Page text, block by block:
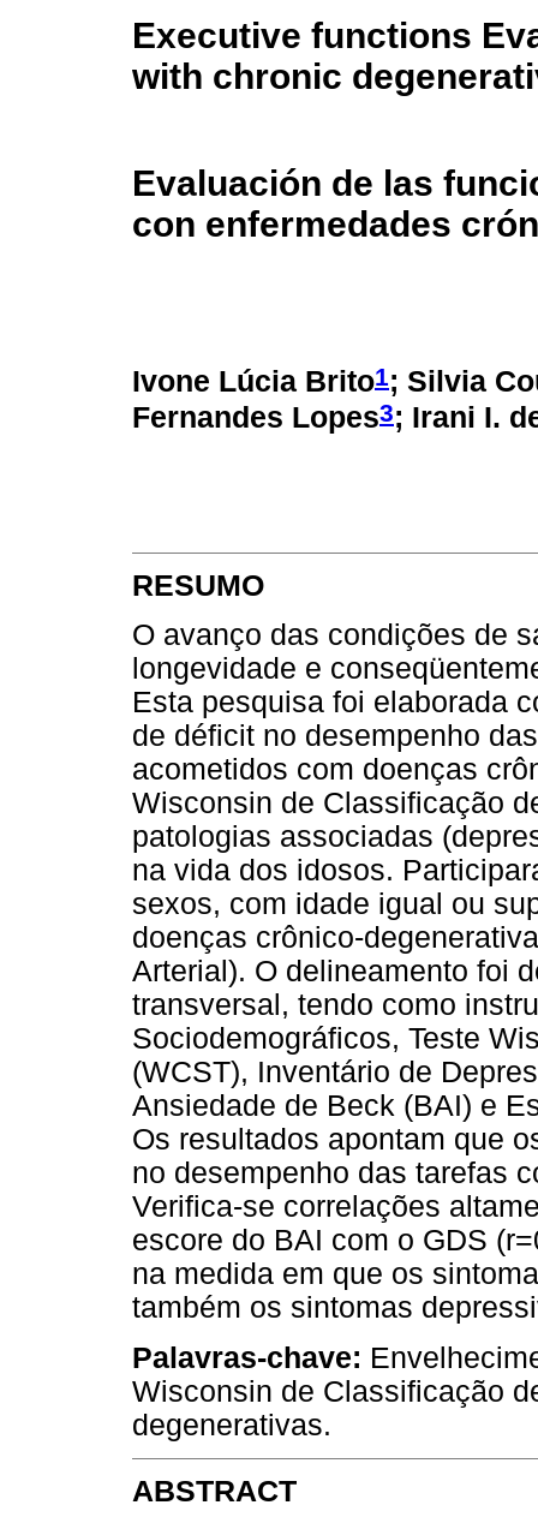
Executive functions
with chronic
Evaluación de las
con enfermedades
Ivone Lúcia Brito1; Silvia
Fernandes Lopes3; Irani I.
RESUMO
O avanço das condições de
longevidade e
Esta pesquisa foi elaborada
de déficit no desempenho
acometidos com doenças
Wisconsin de Classificação
patologias associadas
na vida dos idosos.
sexos, com idade igual ou
doenças crônico-
Arterial). O delineamento foi
transversal, tendo como
Sociodemográficos, Teste
(WCST), Inventário de
Ansiedade de Beck (BAI) e
Os resultados apontam que
no desempenho das tarefas
Verifica-se correlações
escore do BAI com o GDS
na medida em que os
também os sintomas
Palavras-chave:
Wisconsin de Classificação
degenerativas.
ABSTRACT